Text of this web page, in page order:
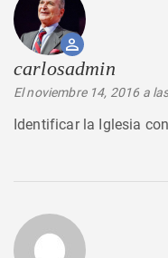
carlosadmin
El noviembre 14, 2016 a
Identificar la Iglesia